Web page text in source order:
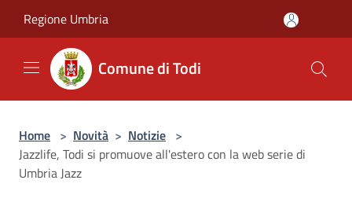
Regione Umbria
Comune di Todi
Home > Novità > Notizie >
Jazzlife, Todi si promuove all'estero con la web serie di
Umbria Jazz